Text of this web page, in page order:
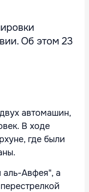
Об этом 23
автомашин,
В ходе
где были
аль-Авфея", а